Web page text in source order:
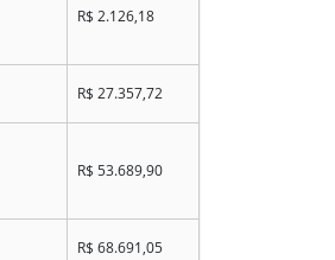
R$ 2.126,18
R$ 27.357,72
R$ 53.689,90
R$ 68.691,05